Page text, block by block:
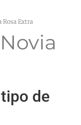
Rosa Extra
de